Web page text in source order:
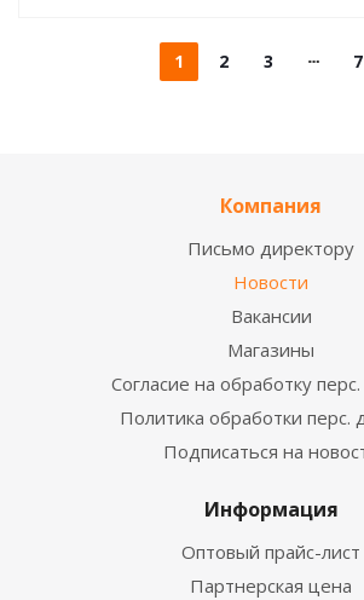
1 2 3 7
Компания
Письмо директору
Новости
Вакансии
Магазины
Согласие на обработку
Политика обработки перс.
Подписаться на
Информация
Оптовый прайс-лист
Партнерская цена